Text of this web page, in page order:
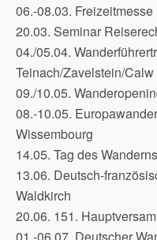
06.-08.03. Freizeitmesse
20.03. Seminar
04./05.04.
Teinach/Zavelstein/Calw
09./10.05.
08.-10.05.
Wissembourg
14.05. Tag des Wanderns
13.06. Deutsch-
Waldkirch
20.06. 151.